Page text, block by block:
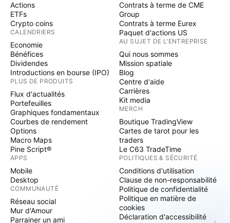
Actions
ETFs
Crypto coins
CALENDRIERS
Economie
Bénéfices
Dividendes
Introductions en bourse (IPO)
PLUS DE PRODUITS
Flux d'actualités
Portefeuilles
Graphiques fondamentaux
Courbes de rendement
Options
Macro Maps
Pine Script®
APPS
Mobile
Desktop
COMMUNAUTÉ
Réseau social
Mur d'Amour
Parrainer un ami
Contrats à terme de CME
Group
Contrats à terme Eurex
Paquet d'actions US
AU SUJET DE L'ENTREPRISE
Qui nous sommes
Mission spatiale
Blog
Centre d'aide
Carrières
Kit media
MERCH
Boutique TradingView
Cartes de tarot pour les
traders
Le C63 TradeTime
POLITIQUES & SÉCURITÉ
Conditions d'utilisation
Clause de non-responsabilité
Politique de confidentialité
Politique en matière de
cookies
Déclaration d'accessibilité